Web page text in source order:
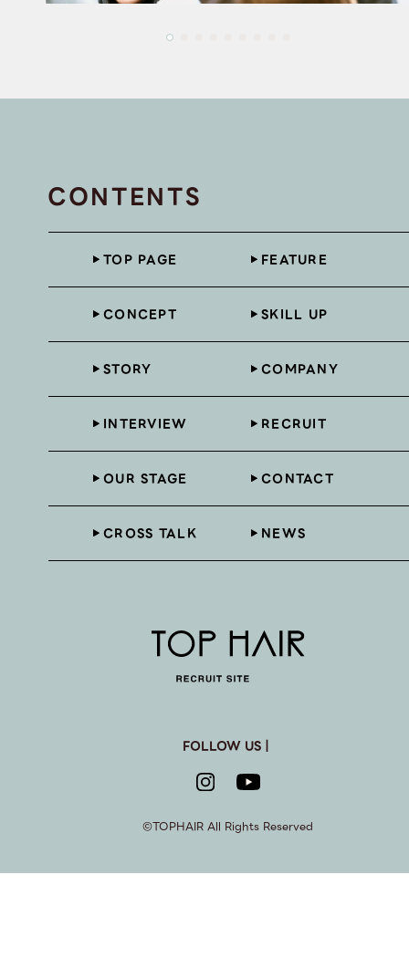
CONTENTS
TOP PAGE FEATURE
CONCEPT SKILL UP
STORY COMPANY
INTERVIEW RECRUIT
OUR STAGE CONTACT
CROSS TALK NEWS
FOLLOW US｜
©︎TOPHAIR All Rights Reserved